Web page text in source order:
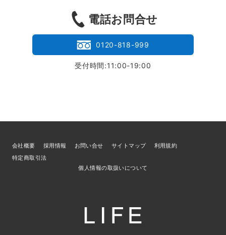
電話お問合せ
0120-818-999
受付時間:11:00-19:00
会社概要 採用情報 お問い合せ サイトマップ
利用規約
特定商取引法
個人情報の取扱いについて